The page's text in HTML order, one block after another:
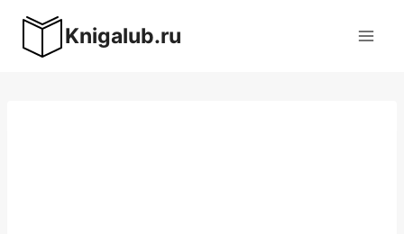
содержимому
Knigalub.ru